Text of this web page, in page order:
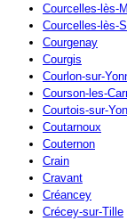
Courcelles-lès-
Courcelles-lès-
Courgenay
Courgis
Courlon-sur-
Courson-les-
Courtois-sur-
Coutarnoux
Couternon
Crain
Cravant
Créancey
Crécey-sur-Tille